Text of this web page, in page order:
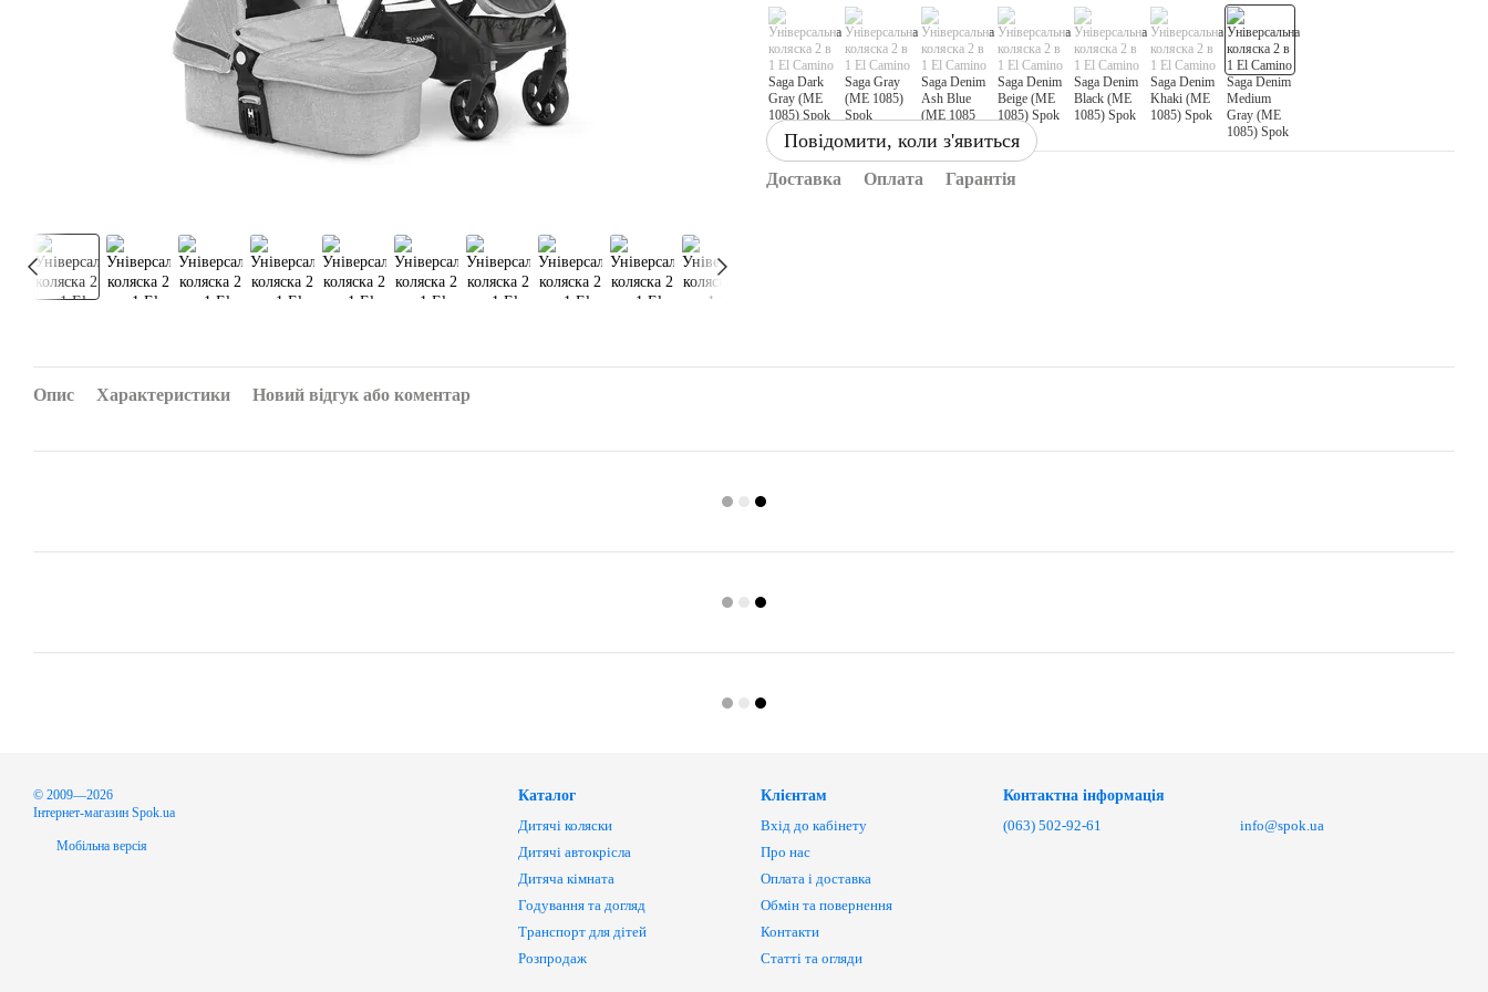
Повідомити, коли з'явиться
Доставка Оплата Гарантія
Опис Характеристики Новий відгук або коментар
© 2009—2026
Інтернет-магазин Spok.ua
Мобільна версія
Каталог
Дитячі коляски
Дитячі автокрісла
Дитяча кімната
Годування та догляд
Транспорт для дітей
Розпродаж
Клієнтам
Вхід до кабінету
Про нас
Оплата і доставка
Обмін та повернення
Контакти
Статті та огляди
Контактна інформація
(063) 502-92-61
info@spok.ua